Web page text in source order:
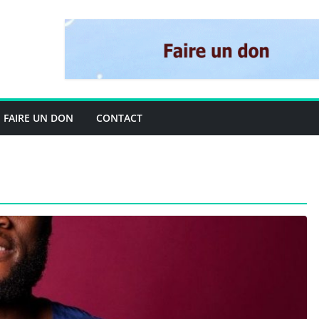
FAIRE UN DON CONTACT